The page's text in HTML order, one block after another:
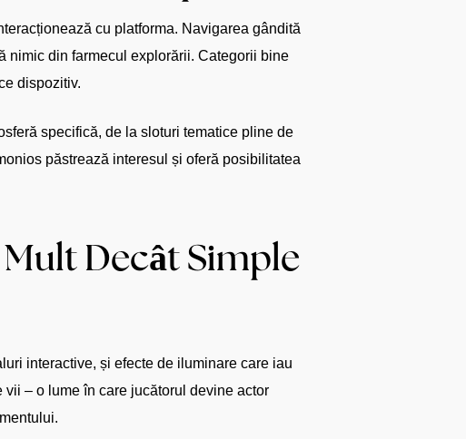
cu platforma. Navigarea gândită
nimic din farmecul explorării. Categorii bine
dispozitiv.
specifică, de la sloturi tematice pline de
păstrează interesul și oferă posibilitatea
Decât Simple
interactive, și efecte de iluminare care iau
– o lume în care jucătorul devine actor